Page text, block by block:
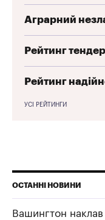
Аграрний
Рейтинг
Рейтинг
УСІ РЕЙТИНГИ
ОСТАННІ НОВИНИ
Вашингтон наклав